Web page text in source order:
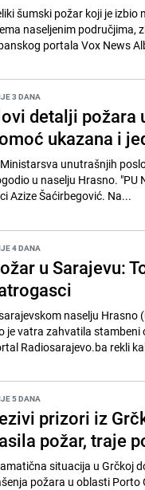
šumski požar koji je
naseljenim područjima,
portala Vox News
3 DANA
detalji požara
ukazana i
unutrašnjih
u naselju Hrasno. "PU
Azize Šaćirbegović. Na...
4 DANA
u Sarajevu:
naselju Hrasno
je vatra zahvatila stambeni
Radiosarajevo.ba rekli
5 DANA
prizori iz
požar, traje
situacija u Grčkoj
požara u oblasti Porto